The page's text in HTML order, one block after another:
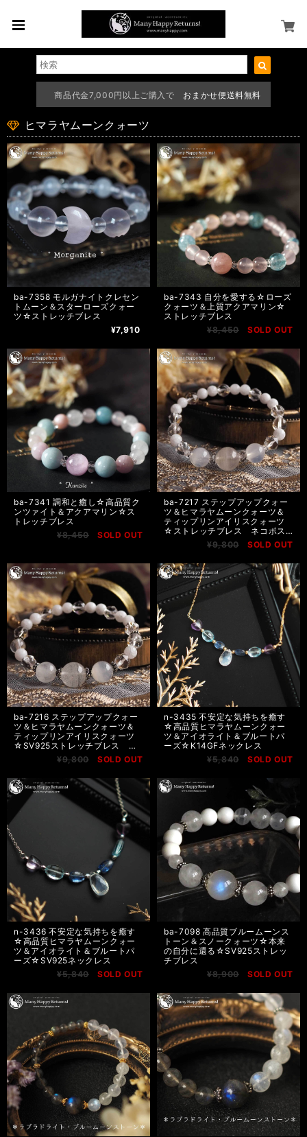
商品代金7,000円以上ご購入で おまかせ便送料無料
ヒマラヤムーンクォーツ
ba-7358 モルガナイトクレセン
トムーン＆スターローズクォー
ツ☆ストレッチブレス
¥7,910
ba-7343 自分を愛する☆ローズ
クォーツ＆上質アクアマリン☆
ストレッチブレス
¥8,450
SOLD OUT
ba-7341 調和と癒し☆高品質ク
ンツァイト＆アクアマリン☆ス
トレッチブレス
¥8,450
SOLD OUT
ba-7217 ステップアップクォー
ツ＆ヒマラヤムーンクォーツ＆
ティップリンアイリスクォーツ
☆ストレッチブレス ネコポス
¥9,800 SOLD OUT
ba-7216 ステップアップクォー
ツ＆ヒマラヤムーンクォーツ＆
ティップリンアイリスクォーツ
☆SV925ストレッチブレス ネ
コポス送料無料¥9,800 SOLD OUT
n-3435 不安定な気持ちを癒す
☆高品質ヒマラヤムーンクォー
ツ＆アイオライト＆ブルートパ
ーズ☆K14GFネックレス
¥5,840
SOLD OUT
n-3436 不安定な気持ちを癒す
☆高品質ヒマラヤムーンクォー
ツ＆アイオライト＆ブルートパ
ーズ☆SV925ネックレス
¥5,840
SOLD OUT
ba-7098 高品質ブルームーンス
トーン＆スノークォーツ☆本来
の自分に還る☆SV925ストレッ
チブレス
¥8,900
SOLD OUT